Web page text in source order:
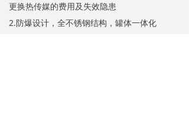
更换热传媒的费用及失效隐患
2.防爆设计，全不锈钢结构，罐体一体化